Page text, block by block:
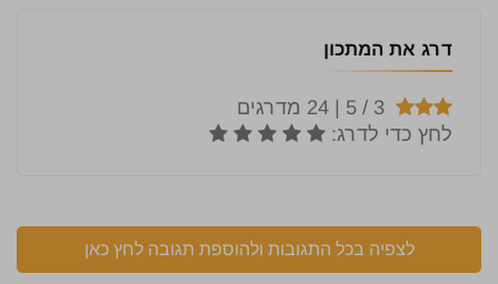
דרג את המתכון
לצפיה בכל התגובות ולהוספת תגובה לחץ כאן